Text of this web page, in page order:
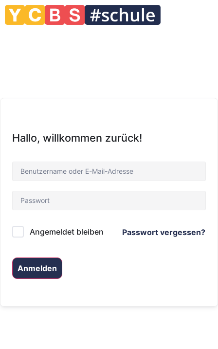
Hallo, willkommen zurück!
Angemeldet bleiben Passwort vergessen?
Anmelden